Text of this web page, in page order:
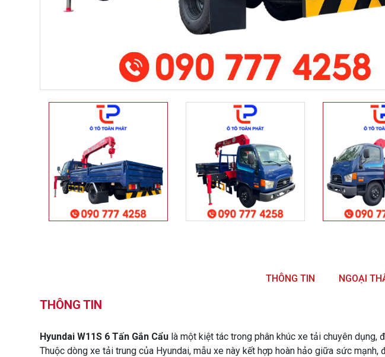
THÔNG TIN NGOẠI
THÔNG TIN
Hyundai W11S 6 Tấn Gắn Cẩu là một kiệt tác trong phân khúc xe tải chuyên dụng,
Thuộc dòng xe tải trung của Hyundai, mẫu xe này kết hợp hoàn hảo giữa sức